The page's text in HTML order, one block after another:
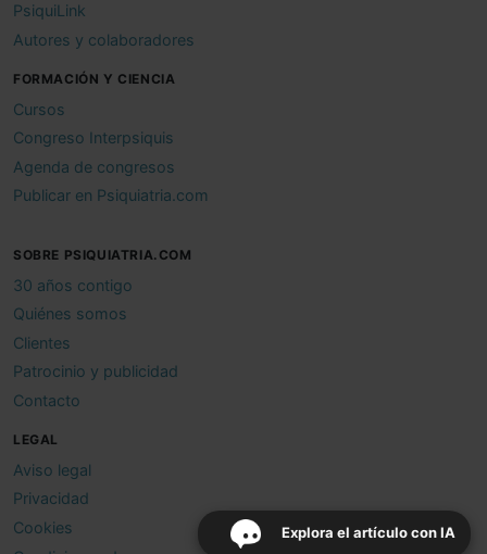
Explora el artículo con IA
PsiquiLink
Autores y colaboradores
FORMACIÓN Y CIENCIA
Cursos
Congreso Interpsiquis
Agenda de congresos
Publicar en Psiquiatria.com
SOBRE PSIQUIATRIA.COM
30 años contigo
Quiénes somos
Clientes
Patrocinio y publicidad
Contacto
LEGAL
Aviso legal
Privacidad
Cookies